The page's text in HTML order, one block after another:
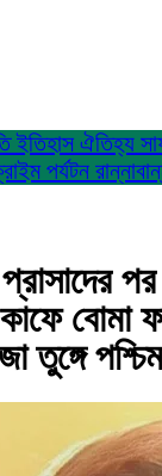
ইতিহাস ঐতিহ্য
পর্যটন
বোমা
তুঙ্গে